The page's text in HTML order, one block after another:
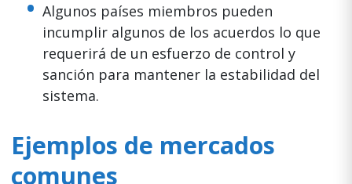
Algunos países miembros pueden
incumplir algunos de los acuerdos lo que
requerirá de un esfuerzo de control y
sanción para mantener la estabilidad del
sistema.
Ejemplos de mercados
comunes